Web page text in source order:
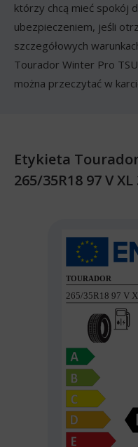
którzy chcą mieć spokój
ubezpieczeniem, jeśli
szczegółowych
Tourador Winter Pro
można przeczytać w
Etykieta
265/35R18 97 V XL